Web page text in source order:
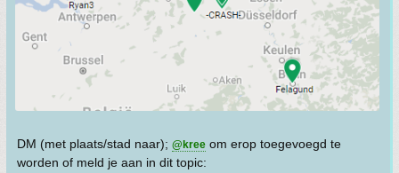
DM (met plaats/stad naar); @kree om erop toegevoegd te
worden of meld je aan in dit topic: